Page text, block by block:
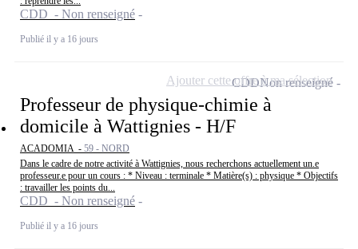
CDD - Non renseigné
Publié il y a 16 jours
Professeur de physique-chimie à
domicile à Wattignies - H/F
ACADOMIA - 59 - NORD
Dans le cadre de notre activité à Wattignies, nous recherchons actuellement un.e
professeur.e pour un cours : * Niveau : terminale * Matière(s) : physique * Objectifs
: travailler les points du...
CDD - Non renseigné
Publié il y a 16 jours
CDDNon renseigné
Ajouter cette offre à ma sélection